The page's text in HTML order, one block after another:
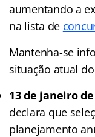
aumentando a
na lista de
Mantenha-se
situação atual
13 de janeiro de
declara que
planejamento